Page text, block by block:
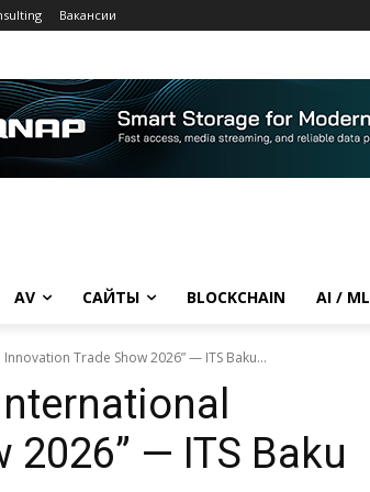
Вакансии
AV САЙТЫ BLOCKCHAIN AI / ML
Trade Show 2026” — ITS Baku...
2026” — ITS Baku